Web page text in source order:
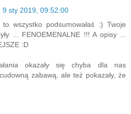
9 sty 2019, 09:52:00
wszystko podsumowałaś :) Twoje
... FENOEMENALNE !!! A opisy ...
:D
okazały się chyba dla nas
zabawą, ale też pokazały, że